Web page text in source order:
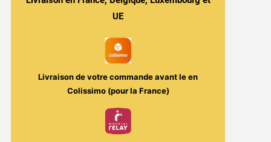
UE
Livraison de votre commande avant leen
Colissimo (pour la France)